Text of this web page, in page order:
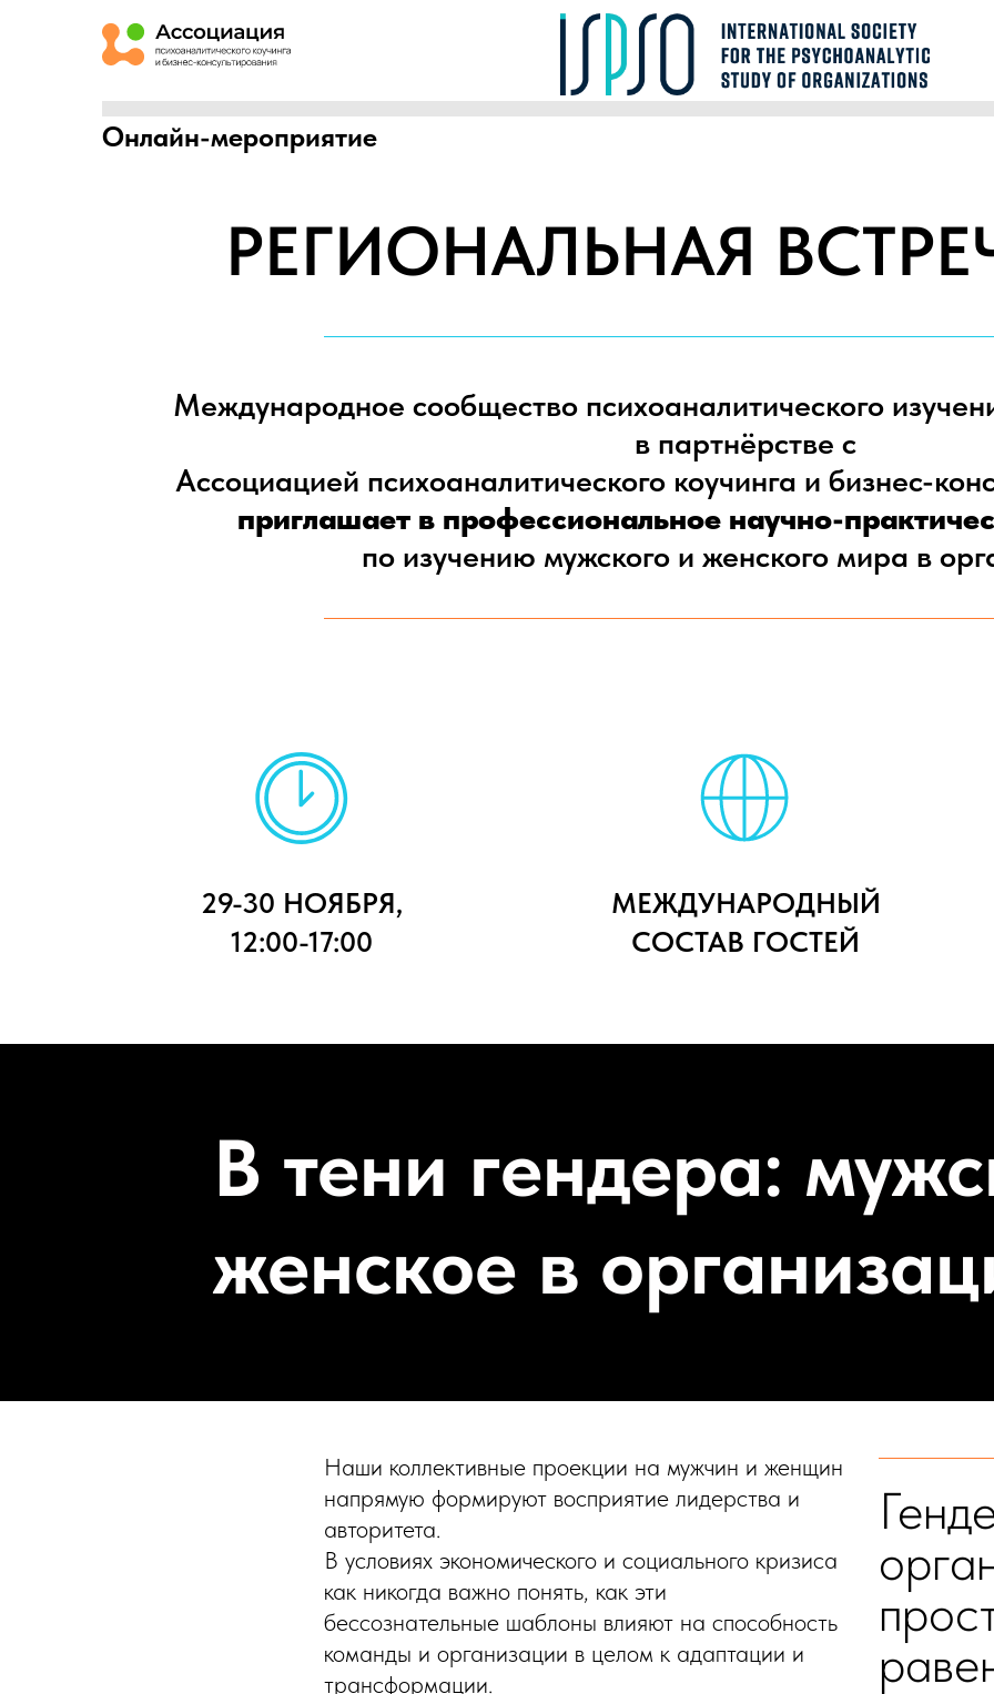
Онлайн-мероприятие
РЕГИОНАЛЬНАЯ
Международное сообщество психоаналитического
в партнёрстве с
Ассоциацией психоаналитического коучинга и бизнес-
приглашает в профессиональное научно-
по изучению мужского и женского мира в
29-30 НОЯБРЯ,
12:00-17:00
МЕЖДУНАРОДНЫЙ
СОСТАВ ГОСТЕЙ
В тени гендера:
женское в
Наши коллективные проекции на мужчин и женщин
напрямую формируют восприятие лидерства и
авторитета.
В условиях экономического и социального кризиса
как никогда важно понять, как эти
бессознательные шаблоны влияют на способность
команды и организации в целом к адаптации и
трансформации.